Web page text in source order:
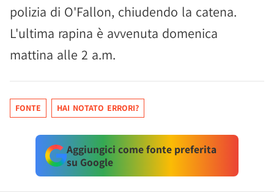
polizia di O'Fallon, chiudendo la catena.
L'ultima rapina è avvenuta domenica
mattina alle 2 a.m.
FONTE HAI NOTATO ERRORI?
Aggiungici come fonte preferita
su Google